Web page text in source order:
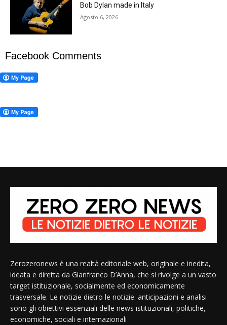
Bob Dylan made in Italy
Agosto 6, 2026
Facebook Comments
Zerozeronews è una realtà editoriale web, originale e inedita,
ideata e diretta da Gianfranco D’Anna, che si rivolge a un vasto
target istituzionale, socialmente ed economicamente
trasversale. Le notizie dietro le notizie: anticipazioni e analisi
sono gli obiettivi essenziali delle news istituzionali, politiche,
economiche, sociali e internazionali